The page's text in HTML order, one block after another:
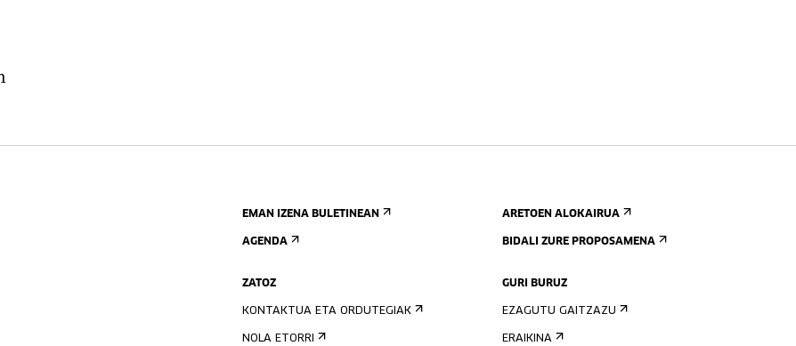
EMAN IZENA BULETINEAN
AGENDA
ZATOZ
KONTAKTUA ETA ORDUTEGIAK
NOLA ETORRI
ARETOEN ALOKAIRUA
BIDALI ZURE PROPOSAMENA
GURI BURUZ
EZAGUTU GAITZAZU
ERAIKINA